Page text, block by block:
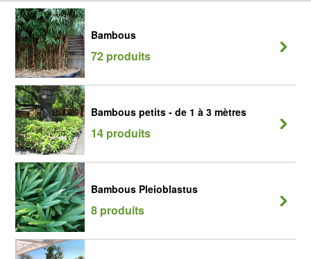
Bambous
72 produits
Bambous petits - de 1 à 3 mètres
14 produits
Bambous Pleioblastus
8 produits